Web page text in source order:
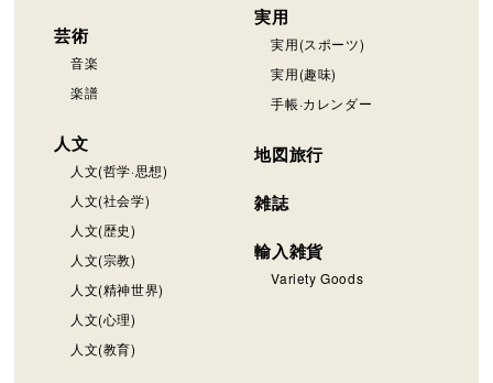
芸術
音楽
楽譜
人文
人文(哲学·思想)
人文(社会学)
人文(歴史)
人文(宗教)
人文(精神世界)
人文(心理)
人文(教育)
実用
実用(スポーツ)
実用(趣味)
手帳·カレンダー
地図旅行
雑誌
輸入雑貨
Variety Goods